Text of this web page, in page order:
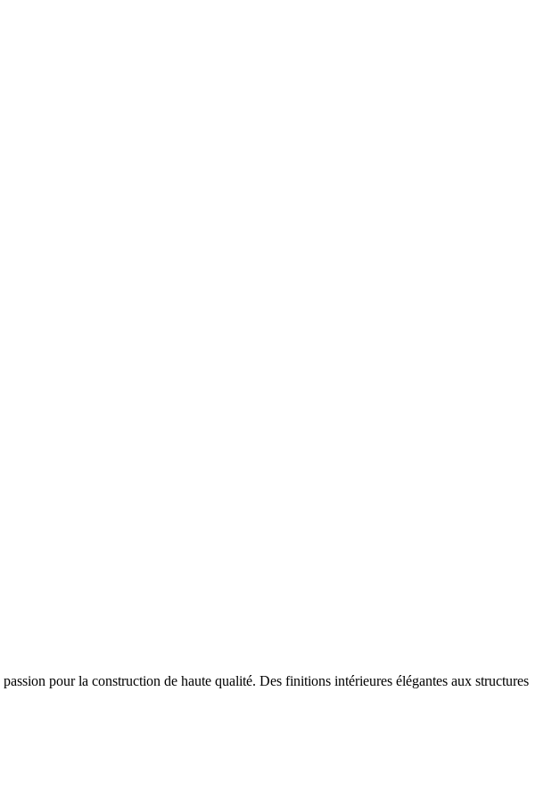
pour la construction de haute qualité. Des finitions intérieures élégantes aux structures